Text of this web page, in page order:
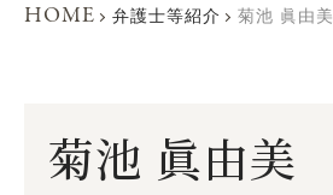
HOME 弁護士等紹介 菊池 眞由美
菊池 眞由美